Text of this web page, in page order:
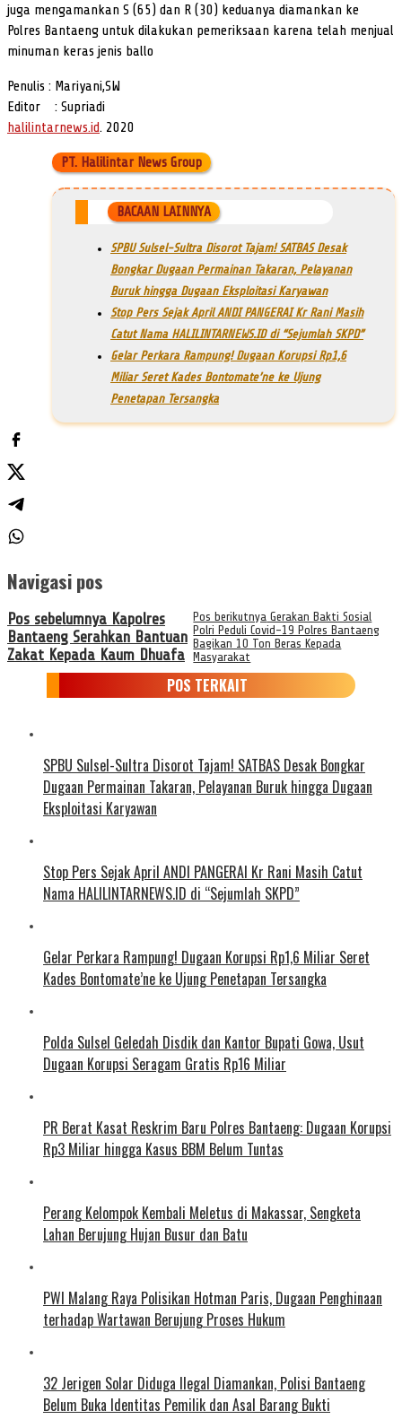
juga mengamankan S (65) dan R (30) keduanya diamankan ke
Polres Bantaeng untuk dilakukan pemeriksaan karena telah menjual
minuman keras jenis ballo
Penulis : Mariyani,SW
Editor : Supriadi
halilintarnews.id. 2020
PT. Halilintar News Group
BACAAN LAINNYA
SPBU Sulsel-Sultra Disorot Tajam! SATBAS Desak
Bongkar Dugaan Permainan Takaran, Pelayanan
Buruk hingga Dugaan Eksploitasi Karyawan
Stop Pers Sejak April ANDI PANGERAI Kr Rani Masih
Catut Nama HALILINTARNEWS.ID di “Sejumlah SKPD”
Gelar Perkara Rampung! Dugaan Korupsi Rp1,6
Miliar Seret Kades Bontomate’ne ke Ujung
Penetapan Tersangka
Navigasi pos
Pos sebelumnya Kapolres
Bantaeng Serahkan Bantuan
Zakat Kepada Kaum Dhuafa
Pos berikutnya Gerakan Bakti Sosial
Polri Peduli Covid-19 Polres Bantaeng
Bagikan 10 Ton Beras Kepada
Masyarakat
POS TERKAIT
SPBU Sulsel-Sultra Disorot Tajam! SATBAS Desak Bongkar
Dugaan Permainan Takaran, Pelayanan Buruk hingga Dugaan
Eksploitasi Karyawan
Stop Pers Sejak April ANDI PANGERAI Kr Rani Masih Catut
Nama HALILINTARNEWS.ID di “Sejumlah SKPD”
Gelar Perkara Rampung! Dugaan Korupsi Rp1,6 Miliar Seret
Kades Bontomate’ne ke Ujung Penetapan Tersangka
Polda Sulsel Geledah Disdik dan Kantor Bupati Gowa, Usut
Dugaan Korupsi Seragam Gratis Rp16 Miliar
PR Berat Kasat Reskrim Baru Polres Bantaeng: Dugaan Korupsi
Rp3 Miliar hingga Kasus BBM Belum Tuntas
Perang Kelompok Kembali Meletus di Makassar, Sengketa
Lahan Berujung Hujan Busur dan Batu
PWI Malang Raya Polisikan Hotman Paris, Dugaan Penghinaan
terhadap Wartawan Berujung Proses Hukum
32 Jerigen Solar Diduga Ilegal Diamankan, Polisi Bantaeng
Belum Buka Identitas Pemilik dan Asal Barang Bukti